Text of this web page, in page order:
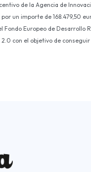
de la Agencia de
un importe de 168.479,50
Fondo Europeo de Desarrollo
con el objetivo de